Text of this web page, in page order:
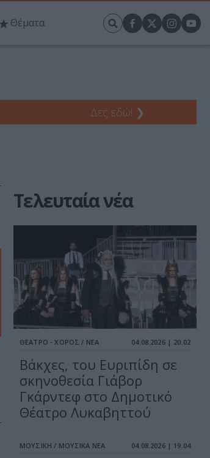
Θέματα
Δες εδώ! ❯
Τελευταία νέα
ΘΕΑΤΡΟ - ΧΟΡΟΣ / ΝΕΑ 04.08.2026 | 20.02
Βάκχες, του Ευριπίδη σε
σκηνοθεσία Γιάβορ
Γκάρντεφ στο Δημοτικό
Θέατρο Λυκαβηττού
ΜΟΥΣΙΚΗ / ΜΟΥΣΙΚΑ ΝΕΑ 04.08.2026 | 19.04